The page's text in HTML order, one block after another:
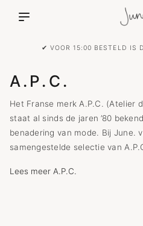
✔ VOOR 15:00 BESTELD IS
A.P.C.
Het Franse merk A.P.C. (Atelier
staat al sinds de jaren ’80
benadering van mode. Bij June.
samengestelde selectie van
Lees meer A.P.C.